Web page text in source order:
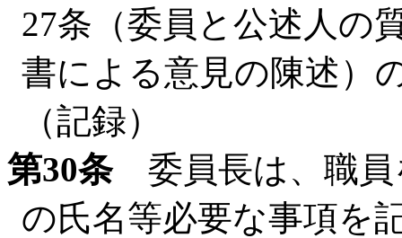
27条（委員と公述人の
書による意見の陳述）
（記録）
第30条委員長は、職員
の氏名等必要な事項を